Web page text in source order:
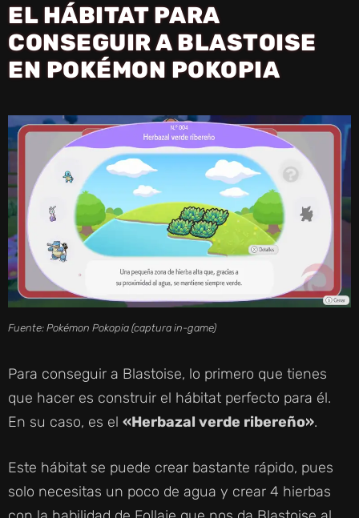
EL HÁBITAT PARA
CONSEGUIR A BLASTOISE
EN POKÉMON POKOPIA
Fuente: Pokémon Pokopia (captura in-game)
Para conseguir a Blastoise, lo primero que tienes
que hacer es construir el hábitat perfecto para él.
En su caso, es el «Herbazal verde ribereño».
Este hábitat se puede crear bastante rápido, pues
solo necesitas un poco de agua y crear 4 hierbas